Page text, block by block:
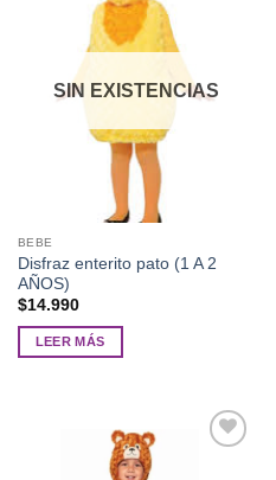
SIN EXISTENCIAS
BEBE
Disfraz enterito pato (1 A 2
AÑOS)
$14.990
LEER MÁS